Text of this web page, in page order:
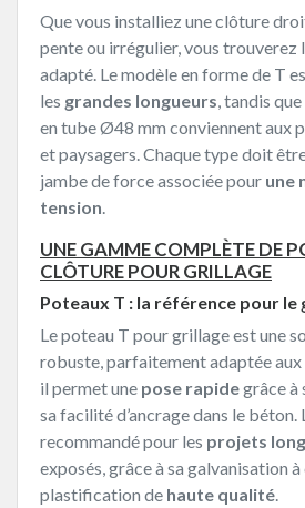
Que vous installiez une clôture
pente ou irrégulier, vous trouverez
adapté. Le modèle en forme de T
les grandes longueurs, tandis
en tube Ø48 mm conviennent aux
et paysagers. Chaque type doit
jambe de force associée pour une
tension.
UNE GAMME COMPLÈTE DE
CLÔTURE POUR GRILLAGE
Poteaux T : la référence pour le
Le poteau T pour grillage est une
robuste, parfaitement adaptée aux
il permet une pose rapidegrâce à
sa facilité d’ancrage dans le béton.
recommandé pour les projets
exposés, grâce à sa galvanisation à
plastification de haute qualité.